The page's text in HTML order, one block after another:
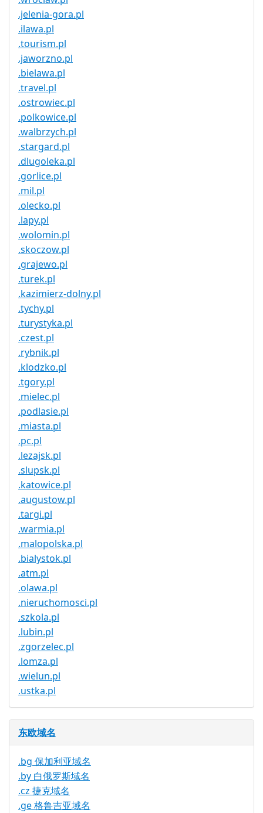
.jelenia-gora.pl
.ilawa.pl
.tourism.pl
.jaworzno.pl
.bielawa.pl
.travel.pl
.ostrowiec.pl
.polkowice.pl
.walbrzych.pl
.stargard.pl
.dlugoleka.pl
.gorlice.pl
.mil.pl
.olecko.pl
.lapy.pl
.wolomin.pl
.skoczow.pl
.grajewo.pl
.turek.pl
.kazimierz-dolny.pl
.tychy.pl
.turystyka.pl
.czest.pl
.rybnik.pl
.klodzko.pl
.tgory.pl
.mielec.pl
.podlasie.pl
.miasta.pl
.pc.pl
.lezajsk.pl
.slupsk.pl
.katowice.pl
.augustow.pl
.targi.pl
.warmia.pl
.malopolska.pl
.bialystok.pl
.atm.pl
.olawa.pl
.nieruchomosci.pl
.szkola.pl
.lubin.pl
.zgorzelec.pl
.lomza.pl
.wielun.pl
.ustka.pl
东欧域名
.bg 保加利亚域名
.by 白俄罗斯域名
.cz 捷克域名
.ge 格鲁吉亚域名